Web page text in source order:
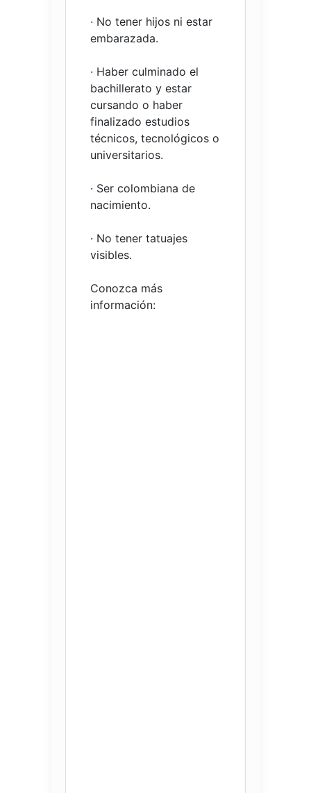
· No tener hijos ni estar
embarazada.
· Haber culminado el
bachillerato y estar
cursando o haber
finalizado estudios
técnicos, tecnológicos o
universitarios.
· Ser colombiana de
nacimiento.
· No tener tatuajes
visibles.
Conozca más
información: